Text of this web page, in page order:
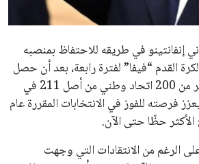
مستثمر هندي بريطاني يسعى لامتلاك حصة
عمر إبراهيم 22 يوليو 2026
تحقق من قهوتك المغشوشة 7 علامات تدل
على جودتها قبل أول رشفة
خالد فؤاد 18 يوليو 2026